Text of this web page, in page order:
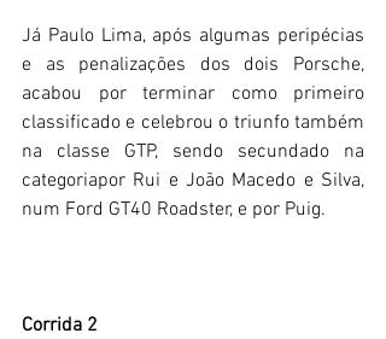
Já Paulo Lima, após algumas peripécias
e as penalizações dos dois Porsche,
acabou por terminar como primeiro
classificado e celebrou o triunfo também
na classe GTP, sendo secundado na
categoriapor Rui e João Macedo e Silva,
num Ford GT40 Roadster, e por Puig.
Corrida 2